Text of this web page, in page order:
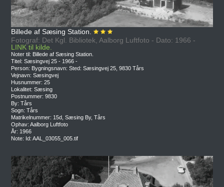
Billede af Sæsing Station.
Fotograf: Det Kgl. Bibliotek, Aalborg Luftfoto - Dato: 1966 -
LINK til kilde.
Noter til: Billede af Sæsing Station.
Titel: Sæsingvej 25 - 1966 -
Person: Bygningsnavn: Sted: Sæsingvej 25, 9830 Tårs
Vejnavn: Sæsingvej
Husnummer: 25
Lokalitet: Sæsing
Postnummer: 9830
By: Tårs
Sogn: Tårs
Matrikelnummer: 15d, Sæsing By, Tårs
Ophav: Aalborg Luftfoto
År: 1966
Note: Id: AAL_03055_005.tif